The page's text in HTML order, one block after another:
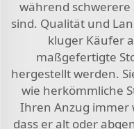
während
sind. Qualität und
kluger Käufer
maßgefertigte
hergestellt werden.
wie herkömmliche
Ihren Anzug immer
dass er alt oder